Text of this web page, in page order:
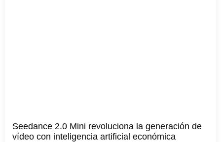
Seedance 2.0 Mini revoluciona la generación de
vídeo con inteligencia artificial económica